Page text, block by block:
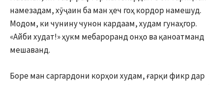
намезадам, хӯҷаин ба ман ҳеч гоҳ кордор намешуд.
Модом, ки чунину чунон кардаам, худам гунаҳгор.
«Айби худат!» ҳукм мебароранд онҳо ва қаноатманд
мешаванд.
Боре ман саргардони корҳои худам, ғарқи фикр дар